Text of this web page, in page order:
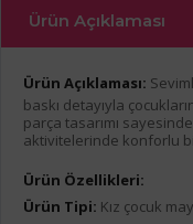
Ürün Açıklaması
Ürün Açıklaması:
baskı detayıyla
parça tasarımı
aktivitelerinde konforlu
Ürün Özellikleri:
Ürün Tipi: Kız çocuk